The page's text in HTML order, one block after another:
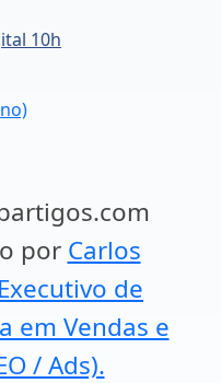
10h
por Carlos
de
em Vendas e
/ Ads).